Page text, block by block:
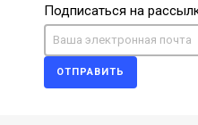
Подписаться на
ОТПРАВИТЬ